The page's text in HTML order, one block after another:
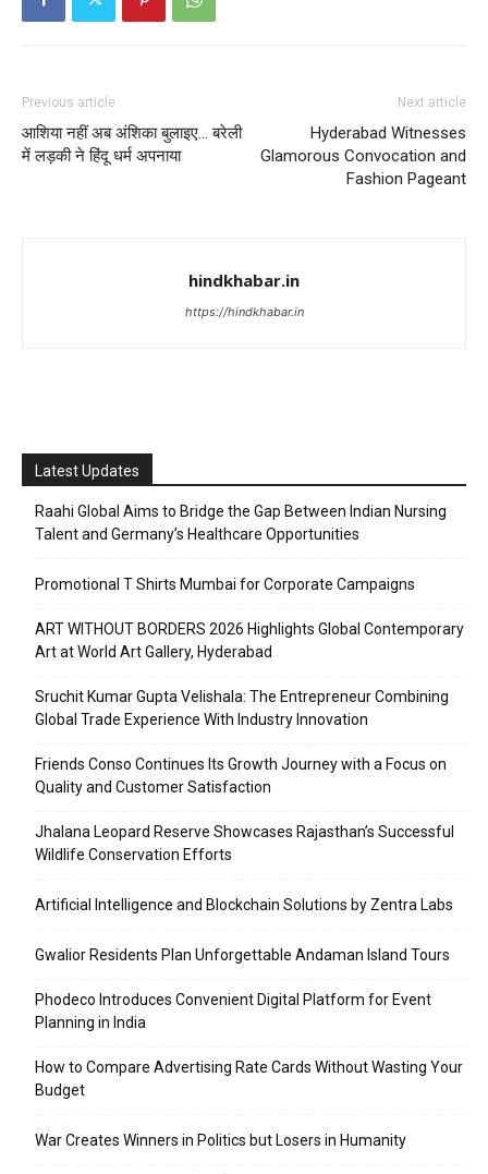
Previous article
आशिया नहीं अब अंशिका बुलाइए… बरेली
में लड़की ने हिंदू धर्म अपनाया
Next article
Hyderabad Witnesses
Glamorous Convocation and
Fashion Pageant
hindkhabar.in
https://hindkhabar.in
Latest Updates
Raahi Global Aims to Bridge the Gap Between Indian Nursing
Talent and Germany’s Healthcare Opportunities
Promotional T Shirts Mumbai for Corporate Campaigns
ART WITHOUT BORDERS 2026 Highlights Global Contemporary
Art at World Art Gallery, Hyderabad
Sruchit Kumar Gupta Velishala: The Entrepreneur Combining
Global Trade Experience With Industry Innovation
Friends Conso Continues Its Growth Journey with a Focus on
Quality and Customer Satisfaction
Jhalana Leopard Reserve Showcases Rajasthan’s Successful
Wildlife Conservation Efforts
Artificial Intelligence and Blockchain Solutions by Zentra Labs
Gwalior Residents Plan Unforgettable Andaman Island Tours
Phodeco Introduces Convenient Digital Platform for Event
Planning in India
How to Compare Advertising Rate Cards Without Wasting Your
Budget
War Creates Winners in Politics but Losers in Humanity